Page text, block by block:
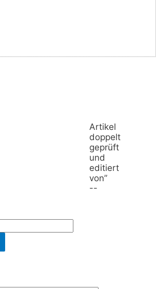
Artikel
doppelt
geprüft
und
editiert
von”
--